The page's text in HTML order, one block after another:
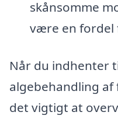
skånsomme
være en fordel
Når du indhenter
algebehandling af
det vigtigt at